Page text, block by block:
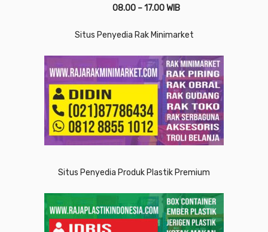
08.00 – 17.00 WIB
Situs Penyedia Rak Minimarket
Situs Penyedia Produk Plastik Premium